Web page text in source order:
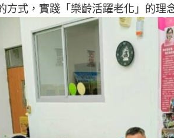
方式，實踐「樂齡活躍老化」的理